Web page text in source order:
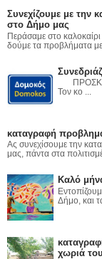
Συνεχίζουμε με την
στο Δήμο μας
Περάσαμε στο
δούμε τα προβλήματα με
Τον κο ...
καταγραφή
Ας συνεχίσουμε την
μας, πάντα στα
Καλό
Δήμο, και
χωριά